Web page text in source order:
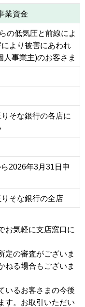
業資金
の低気圧と前線によ
より被害にあわれ
人事業主)のお客さま
そな銀行の各店に
2026年3月31日申
そな銀行の全店
お気軽に支店窓口に
定の審査がございま
ねる場合もございま
いるお客さまの今後
す。お取引いただい